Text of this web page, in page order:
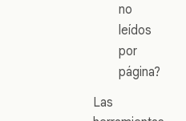
no
leídos
por
página?
Las